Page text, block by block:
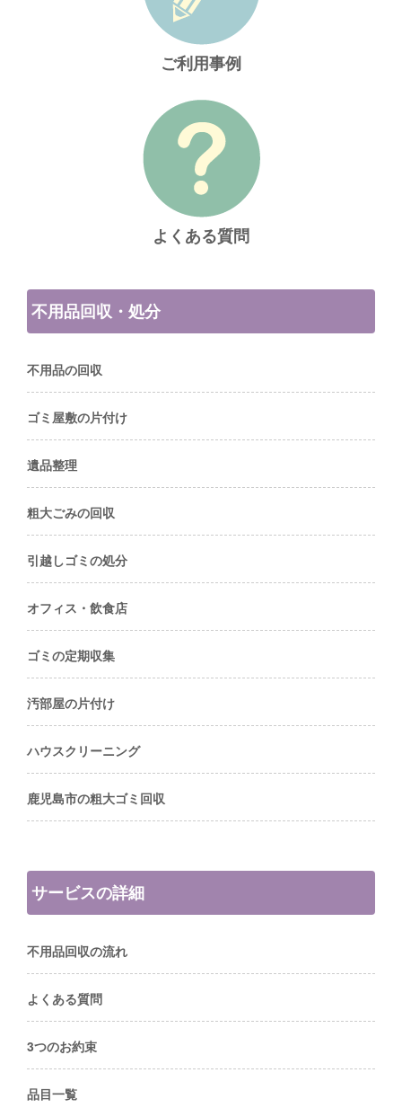
ご利用事例
よくある質問
不用品回収・処分
不用品の回収
ゴミ屋敷の片付け
遺品整理
粗大ごみの回収
引越しゴミの処分
オフィス・飲食店
ゴミの定期収集
汚部屋の片付け
ハウスクリーニング
鹿児島市の粗大ゴミ回収
サービスの詳細
不用品回収の流れ
よくある質問
3つのお約束
品目一覧